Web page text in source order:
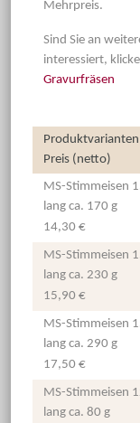
Mehrpreis.
Sind Sie an
interessiert,
Gravurfräsen
Produktvarianten
Preis (netto)
MS-Stimmeisen
lang ca. 170 g
14,30 €
MS-Stimmeisen
lang ca. 230 g
15,90 €
MS-Stimmeisen
lang ca. 290 g
17,50 €
MS-Stimmeisen
lang ca. 80 g